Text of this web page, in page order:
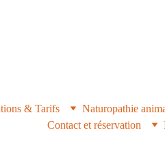
& Tarifs Naturopathie
Contact et réservation